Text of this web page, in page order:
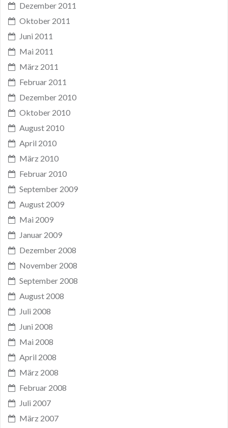
Dezember 2011
Oktober 2011
Juni 2011
Mai 2011
März 2011
Februar 2011
Dezember 2010
Oktober 2010
August 2010
April 2010
März 2010
Februar 2010
September 2009
August 2009
Mai 2009
Januar 2009
Dezember 2008
November 2008
September 2008
August 2008
Juli 2008
Juni 2008
Mai 2008
April 2008
März 2008
Februar 2008
Juli 2007
März 2007